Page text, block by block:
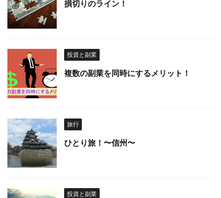
損切りのライン！
投資と副業
複数の副業を同時にするメリット！
旅行
ひとり旅！〜信州〜
投資と副業